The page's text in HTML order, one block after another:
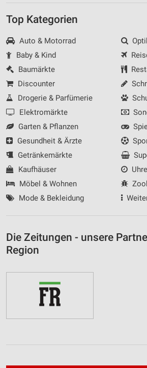
Top Kategorien
Auto & Motorrad
Baby & Kind
Baumärkte
Discounter
Drogerie & Parfümerie
Elektromärkte
Garten & Pflanzen
Gesundheit & Ärzte
Getränkemärkte
Kaufhäuser
Möbel & Wohnen
Mode & Bekleidung
Die Zeitungen - unsere
Region